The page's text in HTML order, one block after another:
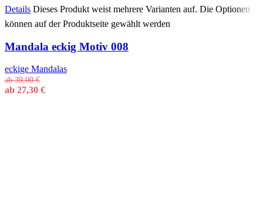
Details Dieses Produkt weist mehrere Varianten auf. Die Optionen
können auf der Produktseite gewählt werden
Mandala eckig Motiv 008
eckige Mandalas
ab39,00€
ab 27,30 €